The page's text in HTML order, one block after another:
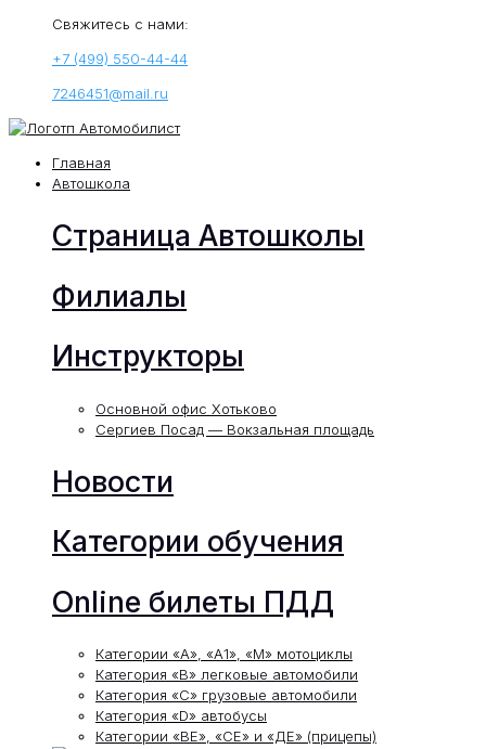
Свяжитесь с нами:
+7 (499) 550-44-44
7246451@mail.ru
Главная
Автошкола
Страница Автошколы
Филиалы
Инструкторы
Основной офис Хотьково
Сергиев Посад — Вокзальная площадь
Новости
Категории обучения
Online билеты ПДД
Категории «А», «А1», «М» мотоциклы
Категория «В» легковые автомобили
Категория «С» грузовые автомобили
Категория «D» автобусы
Категории «ВЕ», «СЕ» и «ДЕ» (прицепы)